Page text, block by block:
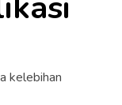
kelebihan